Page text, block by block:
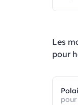
Les
pour